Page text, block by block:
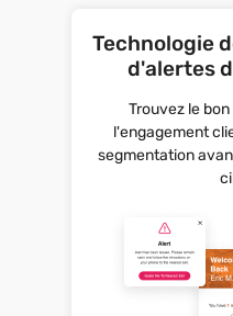
Technologie
d'alertes
Trouvez le
l'engagement
segmentation